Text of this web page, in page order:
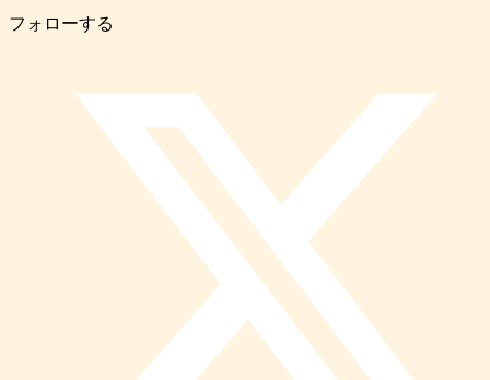
フォローする